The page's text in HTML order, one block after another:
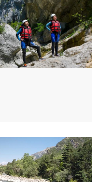
où nous avons envie
telle que nous la
vacances : avant tout